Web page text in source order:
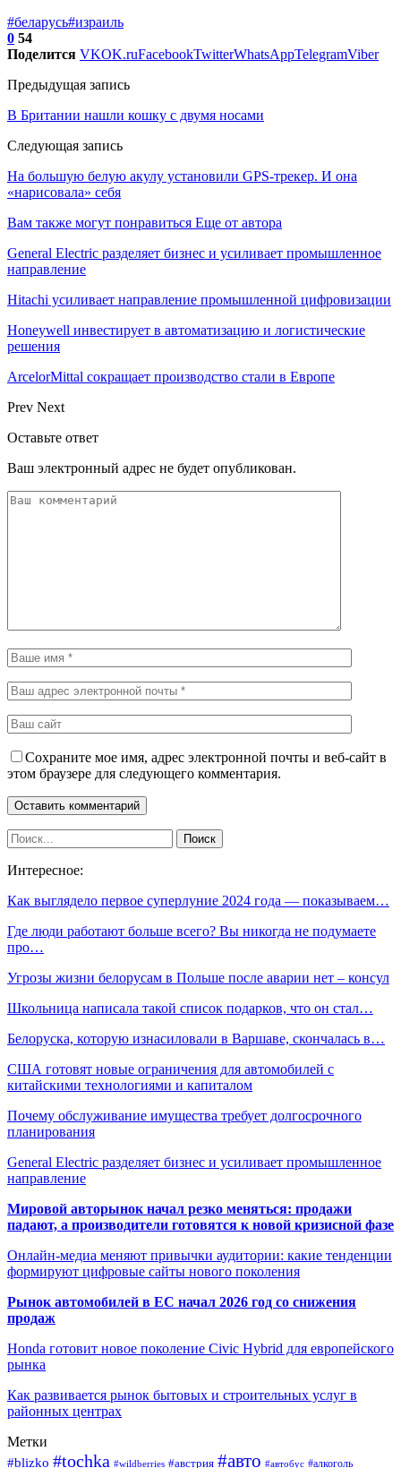
#беларусь#израиль
0 54
Поделится VKOK.ruFacebookTwitterWhatsAppTelegramViber
Предыдущая запись
В Британии нашли кошку с двумя носами
Следующая запись
На большую белую акулу установили GPS-трекер. И она
«нарисовала» себя
Вам также могут понравиться Еще от автора
General Electric разделяет бизнес и усиливает промышленное
направление
Hitachi усиливает направление промышленной цифровизации
Honeywell инвестирует в автоматизацию и логистические
решения
ArcelorMittal сокращает производство стали в Европе
Prev Next
Оставьте ответ
Ваш электронный адрес не будет опубликован.
Сохраните мое имя, адрес электронной почты и веб-сайт в
этом браузере для следующего комментария.
Интересное:
Как выглядело первое суперлуние 2024 года — показываем…
Где люди работают больше всего? Вы никогда не подумаете
про…
Угрозы жизни белорусам в Польше после аварии нет – консул
Школьница написала такой список подарков, что он стал…
Белоруска, которую изнасиловали в Варшаве, скончалась в…
США готовят новые ограничения для автомобилей с
китайскими технологиями и капиталом
Почему обслуживание имущества требует долгосрочного
планирования
General Electric разделяет бизнес и усиливает промышленное
направление
Мировой авторынок начал резко меняться: продажи
падают, а производители готовятся к новой кризисной фазе
Онлайн-медиа меняют привычки аудитории: какие тенденции
формируют цифровые сайты нового поколения
Рынок автомобилей в ЕС начал 2026 год со снижения
продаж
Honda готовит новое поколение Civic Hybrid для европейского
рынка
Как развивается рынок бытовых и строительных услуг в
районных центрах
Метки
#blizko #tochka #wildberries #австрия #авто #автобус #алкоголь